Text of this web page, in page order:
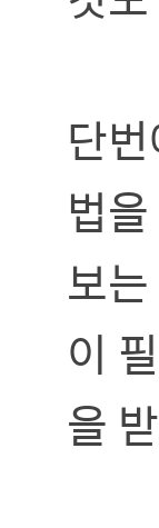
단
법
보
이
을